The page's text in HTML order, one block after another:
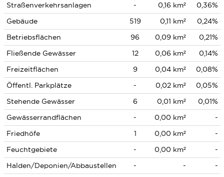
Straßenverkehrsanlagen - 0,16 km²
0,36%
Gebäude
519 0,11 km²
0,24%
Betriebsflächen
96 0,09 km²
0,21%
Fließende Gewässer
12 0,06 km²
0,14%
Freizeitflächen
9 0,04 km²
0,08%
Öffentl. Parkplätze
- 0,02 km²
0,05%
Stehende Gewässer
6 0,01 km²
0,01%
Gewässerrandflächen
- 0,00 km²
-
Friedhöfe
1 0,00 km²
-
Feuchtgebiete
- 0,00 km²
-
Halden/Deponien/Abbaustellen
- -
-